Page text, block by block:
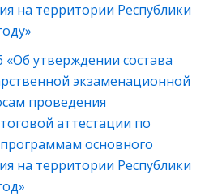
на территории Республики
«Об утверждении состава
экзаменационной
проведения
аттестации по
основного
на территории Республики